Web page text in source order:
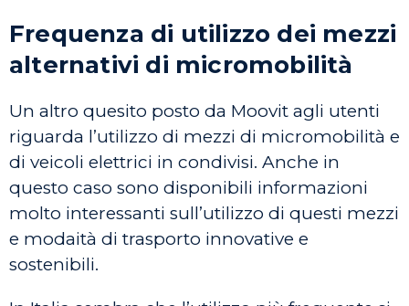
Frequenza di utilizzo dei mezzi
alternativi di micromobilità
Un altro quesito posto da Moovit agli utenti
riguarda l’utilizzo di mezzi di micromobilità e
di veicoli elettrici in condivisi. Anche in
questo caso sono disponibili informazioni
molto interessanti sull’utilizzo di questi mezzi
e modaità di trasporto innovative e
sostenibili.